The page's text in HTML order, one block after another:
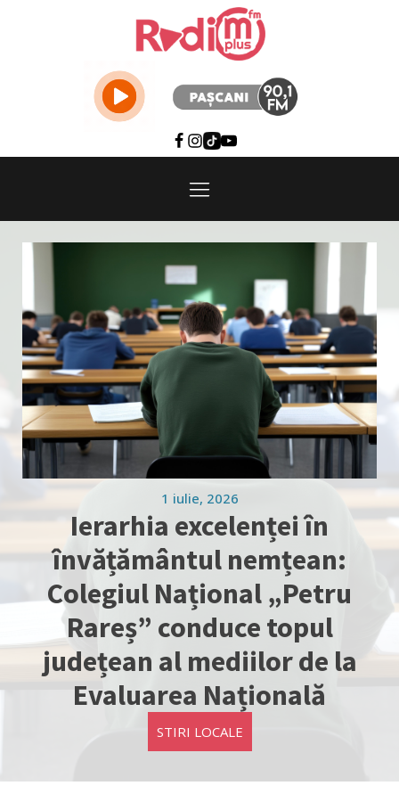
1 iulie, 2026
Ierarhia excelenței în
învățământul nemțean:
Colegiul Național „Petru
Rareș” conduce topul
județean al mediilor de la
Evaluarea Națională
STIRI LOCALE